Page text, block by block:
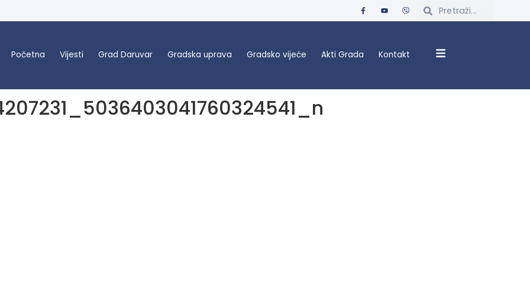
Početna Vijesti Grad Daruvar Gradska uprava Gradsko vijeće Akti Grada Kontakt